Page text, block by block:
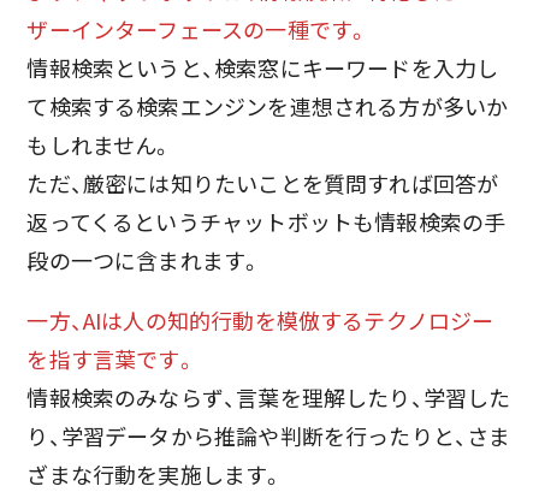
ザーインターフェースの一種です。
情報検索というと、検索窓にキーワードを入力し
て検索する検索エンジンを連想される方が多いか
もしれません。
ただ、厳密には知りたいことを質問すれば回答が
返ってくるというチャットボットも情報検索の手
段の一つに含まれます。
一方、AIは人の知的行動を模倣するテクノロジー
を指す言葉です。
情報検索のみならず、言葉を理解したり、学習した
り、学習データから推論や判断を行ったりと、さま
ざまな行動を実施します。